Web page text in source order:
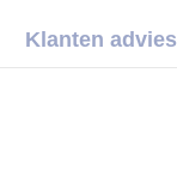
Klanten advies